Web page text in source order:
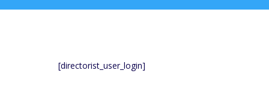
[directorist_user_login]